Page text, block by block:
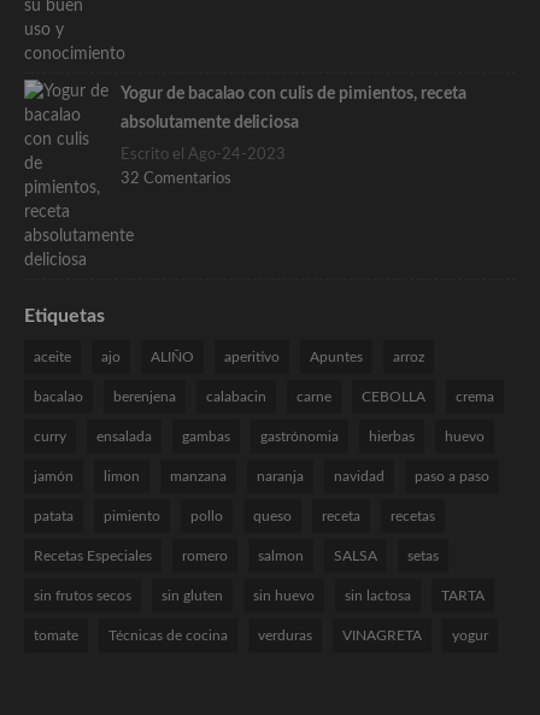
Yogur de bacalao con culis de pimientos, receta
absolutamente deliciosa
Escrito el Ago-24-2023
32 Comentarios
Etiquetas
aceite ajo ALIÑO aperitivo Apuntes arroz
bacalao berenjena calabacin carne CEBOLLA crema
curry ensalada gambas gastrónomia hierbas huevo
jamón limon manzana naranja navidad paso a paso
patata pimiento pollo queso receta recetas
Recetas Especiales romero salmon SALSA setas
sin frutos secos sin gluten sin huevo sin lactosa TARTA
tomate Técnicas de cocina verduras VINAGRETA yogur